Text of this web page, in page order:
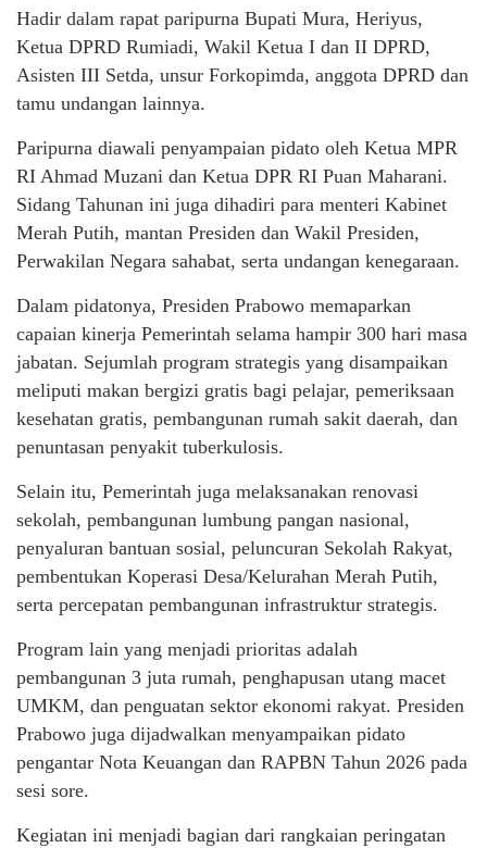
Hadir dalam rapat paripurna Bupati Mura, Heriyus,
Ketua DPRD Rumiadi, Wakil Ketua I dan II DPRD,
Asisten III Setda, unsur Forkopimda, anggota DPRD dan
tamu undangan lainnya.
Paripurna diawali penyampaian pidato oleh Ketua MPR
RI Ahmad Muzani dan Ketua DPR RI Puan Maharani.
Sidang Tahunan ini juga dihadiri para menteri Kabinet
Merah Putih, mantan Presiden dan Wakil Presiden,
Perwakilan Negara sahabat, serta undangan kenegaraan.
Dalam pidatonya, Presiden Prabowo memaparkan
capaian kinerja Pemerintah selama hampir 300 hari masa
jabatan. Sejumlah program strategis yang disampaikan
meliputi makan bergizi gratis bagi pelajar, pemeriksaan
kesehatan gratis, pembangunan rumah sakit daerah, dan
penuntasan penyakit tuberkulosis.
Selain itu, Pemerintah juga melaksanakan renovasi
sekolah, pembangunan lumbung pangan nasional,
penyaluran bantuan sosial, peluncuran Sekolah Rakyat,
pembentukan Koperasi Desa/Kelurahan Merah Putih,
serta percepatan pembangunan infrastruktur strategis.
Program lain yang menjadi prioritas adalah
pembangunan 3 juta rumah, penghapusan utang macet
UMKM, dan penguatan sektor ekonomi rakyat. Presiden
Prabowo juga dijadwalkan menyampaikan pidato
pengantar Nota Keuangan dan RAPBN Tahun 2026 pada
sesi sore.
Kegiatan ini menjadi bagian dari rangkaian peringatan